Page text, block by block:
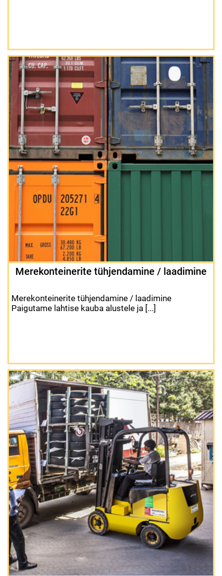
Merekonteinerite tühjendamine / laadimine
Merekonteinerite tühjendamine / laadimine
Paigutame lahtise kauba alustele ja [...]